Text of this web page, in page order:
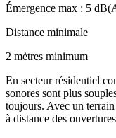
Émergence max : 5
Distance minimale
2 mètres minimum
En secteur résidentiel
sonores sont plus
toujours. Avec un
à distance des